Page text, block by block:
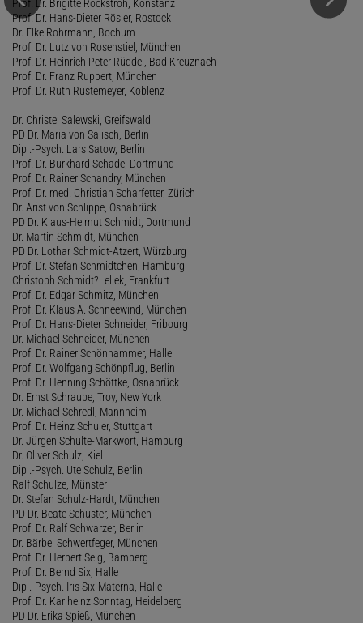
Prof. Dr. Brigitte Rockstroh, Konstanz
Prof. Dr. Hans-Dieter Rösler, Rostock
Dr. Elke Rohrmann, Bochum
Prof. Dr. Lutz von Rosenstiel, München
Prof. Dr. Heinrich Peter Rüddel, Bad Kreuznach
Prof. Dr. Franz Ruppert, München
Prof. Dr. Ruth Rustemeyer, Koblenz
Dr. Christel Salewski, Greifswald
PD Dr. Maria von Salisch, Berlin
Dipl.-Psych. Lars Satow, Berlin
Prof. Dr. Burkhard Schade, Dortmund
Prof. Dr. Rainer Schandry, München
Prof. Dr. med. Christian Scharfetter, Zürich
Dr. Arist von Schlippe, Osnabrück
PD Dr. Klaus-Helmut Schmidt, Dortmund
Dr. Martin Schmidt, München
PD Dr. Lothar Schmidt-Atzert, Würzburg
Prof. Dr. Stefan Schmidtchen, Hamburg
Christoph Schmidt?Lellek, Frankfurt
Prof. Dr. Edgar Schmitz, München
Prof. Dr. Klaus A. Schneewind, München
Prof. Dr. Hans-Dieter Schneider, Fribourg
Dr. Michael Schneider, München
Prof. Dr. Rainer Schönhammer, Halle
Prof. Dr. Wolfgang Schönpflug, Berlin
Prof. Dr. Henning Schöttke, Osnabrück
Dr. Ernst Schraube, Troy, New York
Dr. Michael Schredl, Mannheim
Prof. Dr. Heinz Schuler, Stuttgart
Dr. Jürgen Schulte-Markwort, Hamburg
Dr. Oliver Schulz, Kiel
Dipl.-Psych. Ute Schulz, Berlin
Ralf Schulze, Münster
Dr. Stefan Schulz-Hardt, München
PD Dr. Beate Schuster, München
Prof. Dr. Ralf Schwarzer, Berlin
Dr. Bärbel Schwertfeger, München
Prof. Dr. Herbert Selg, Bamberg
Prof. Dr. Bernd Six, Halle
Dipl.-Psych. Iris Six-Materna, Halle
Prof. Dr. Karlheinz Sonntag, Heidelberg
PD Dr. Erika Spieß, München